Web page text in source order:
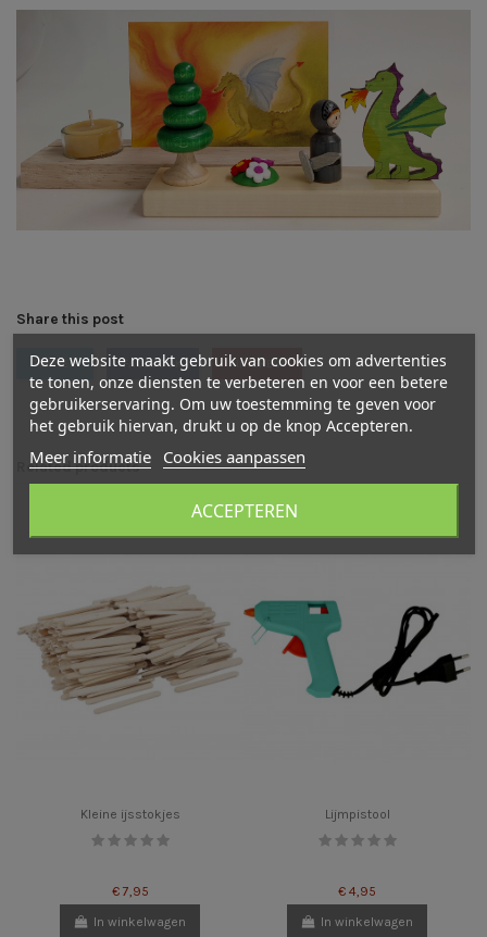
Share this post
TWITTER FACEBOOK PINTEREST
Related products
Kleine ijsstokjes
€ 7,95
In winkelwagen
Lijmpistool
€ 4,95
In winkelwagen
Deze website maakt gebruik van cookies om advertenties
te tonen, onze diensten te verbeteren en voor een betere
gebruikerservaring. Om uw toestemming te geven voor
het gebruik hiervan, drukt u op de knop Accepteren.
Meer informatie Cookies aanpassen
ACCEPTEREN